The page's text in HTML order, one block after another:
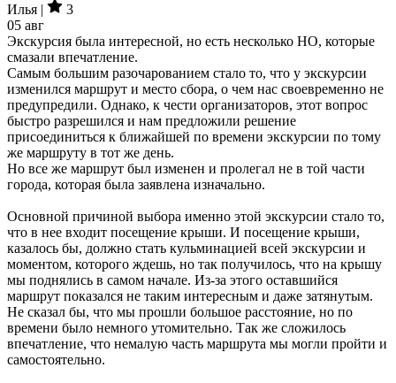
Илья |
3
05 авг
Экскурсия была интересной, но есть несколько НО, которые
смазали впечатление.
Самым большим разочарованием стало то, что у экскурсии
изменился маршрут и место сбора, о чем нас своевременно не
предупредили. Однако, к чести организаторов, этот вопрос
быстро разрешился и нам предложили решение
присоединиться к ближайшей по времени экскурсии по тому
же маршруту в тот же день.
Но все же маршрут был изменен и пролегал не в той части
города, которая была заявлена изначально.
Основной причиной выбора именно этой экскурсии стало то,
что в нее входит посещение крыши. И посещение крыши,
казалось бы, должно стать кульминацией всей экскурсии и
моментом, которого ждешь, но так получилось, что на крышу
мы поднялись в самом начале. Из-за этого оставшийся
маршрут показался не таким интересным и даже затянутым.
Не сказал бы, что мы прошли большое расстояние, но по
времени было немного утомительно. Так же сложилось
впечатление, что немалую часть маршрута мы могли пройти и
самостоятельно.